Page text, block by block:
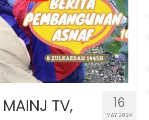
16
MAY 2024
TV,